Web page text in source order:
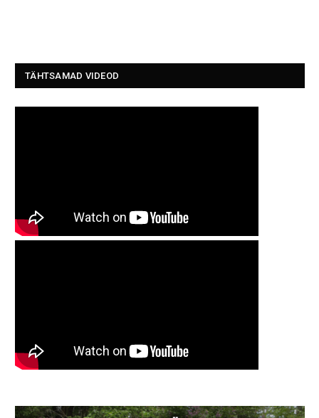
TÄHTSAMAD VIDEOD